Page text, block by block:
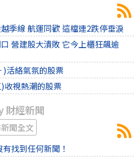
季線 航運同歡 這檔連2跌停垂淚
營建股大潰敗 它今上櫃狂飆逾
)活絡氣氛的股票
收視熱潮的股票
財經新聞
聞全文
找到任何新聞！